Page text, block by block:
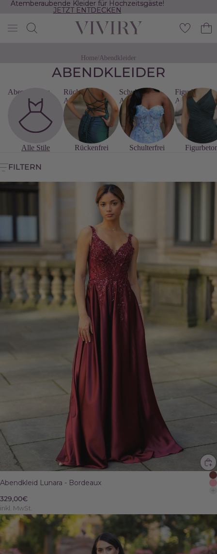
Atemberaubende Kleider für Hochzeitsgäste!
JETZT ENTDECKEN
Atemberaubende Kleider für Hochzeitsgäste!
JETZT ENTDECKEN
Home/Abendkleider
ABENDKLEIDER
Abendkleider
Alle Stile
Rückenfreie
Abendkleider
Rückenfrei
Schulterfreie
Abendkleider
Schulterfrei
Figurbetonte
Abendkleider
FILTERN
Abendkleid Lunara - Bordeaux
329,00€
inkl. MwSt.